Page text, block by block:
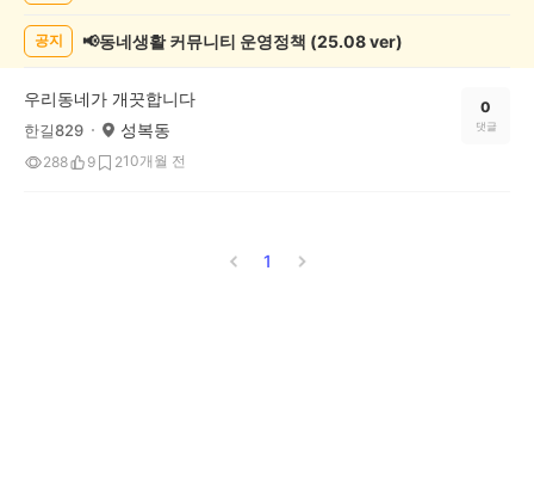
록
공지 📢동네생활 커뮤니티 운영정책 (25.08 ver)
우리동네가 개끗합니다
한길829 성복동
288 9 210개월 전
0
댓글
1